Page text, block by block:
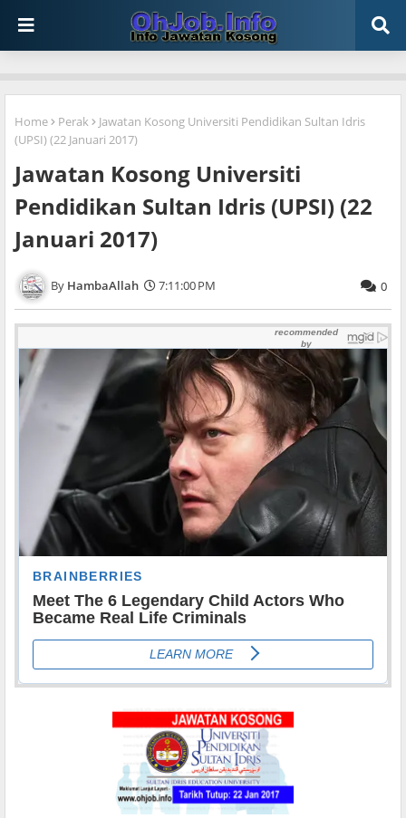
Home Perak
Jawatan Kosong Universiti Pendidikan Sultan Idris
(UPSI) (22 Januari 2017)
Jawatan Kosong Universiti
Pendidikan Sultan Idris (UPSI) (22
Januari 2017)
HambaAllah 7:11:00 PM 0